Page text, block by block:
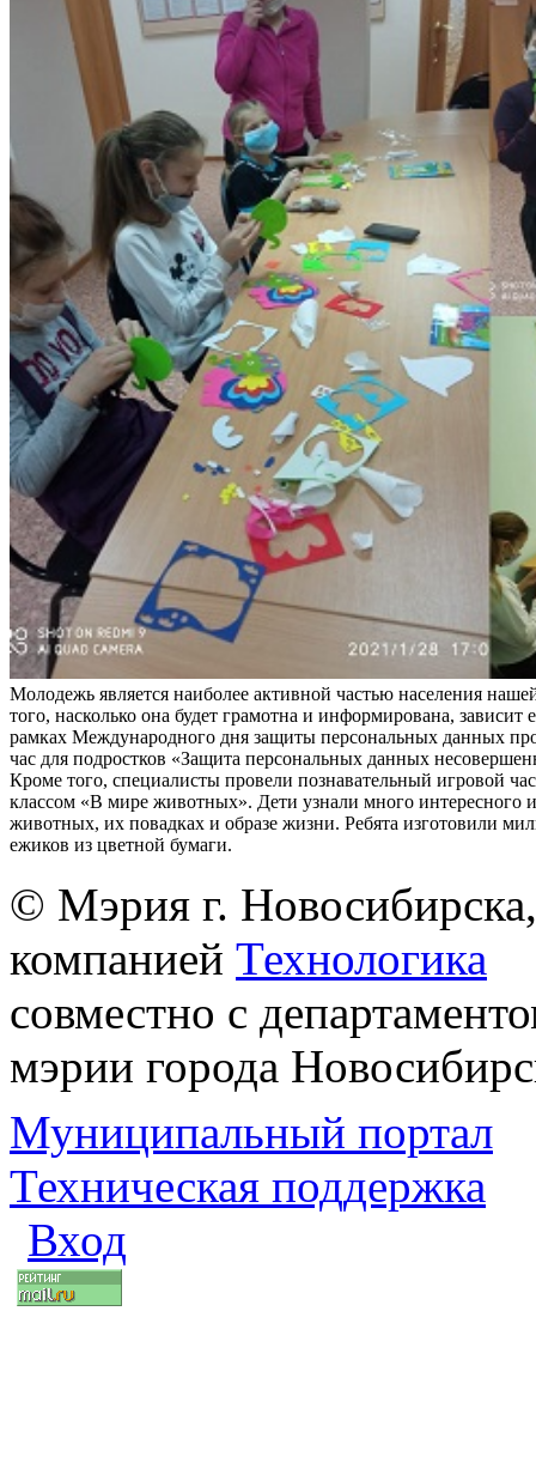
Молодежь является наиболее активной частью населения
того, насколько она будет грамотна и информирована, зависит
рамках Международного дня защиты персональных данных
час для подростков «Защита персональных данных
Кроме того, специалисты провели познавательный игровой
классом «В мире животных». Дети узнали много интересного
животных, их повадках и образе жизни. Ребята изготовили
ежиков из цветной бумаги.
© Мэрия г.
компанией Технологика
совместно с
мэрии города
Муниципальный портал
Техническая поддержка
Вход